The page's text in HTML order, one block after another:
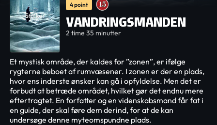
4 point
VANDRINGSMANDEN
2 time 35 minutter
Et mystisk område, der kaldes for ”zonen”, er ifølge
rygterne beboet af rumvæsener. I zonen er der en plads,
hvor ens inderste ønsker kan gå i opfyldelse. Men det er
forbudt at betræde området, hvilket gør det endnu mere
eftertragtet. En forfatter og en videnskabsmand får fat i
en guide, der skal føre dem derind, for at de kan
undersøge denne myteomspundne plads.